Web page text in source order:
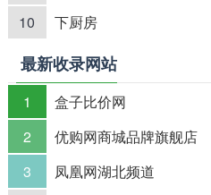
10
下厨房
最新收录网站
1
盒子比价网
2
优购网商城品牌旗舰店
3
凤凰网湖北频道